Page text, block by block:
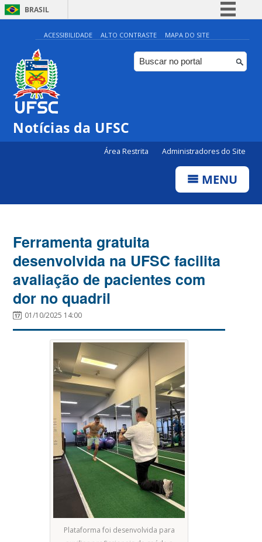
BRASIL
Simplifique!
Comunica BR
Participe
ACESSIBILIDADE ALTO CONTRASTE MAPA DO SITE
Notícias da UFSC
Área Restrita Administradores do Site
MENU
Ferramenta gratuita
desenvolvida na UFSC facilita
avaliação de pacientes com
dor no quadril
01/10/2025 14:00
Plataforma foi desenvolvida para